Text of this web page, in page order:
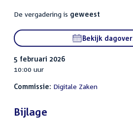
De vergadering is geweest
Bekijk
5 februari 2026
10:00 uur
Commissie: Digitale Zaken
Bijlage